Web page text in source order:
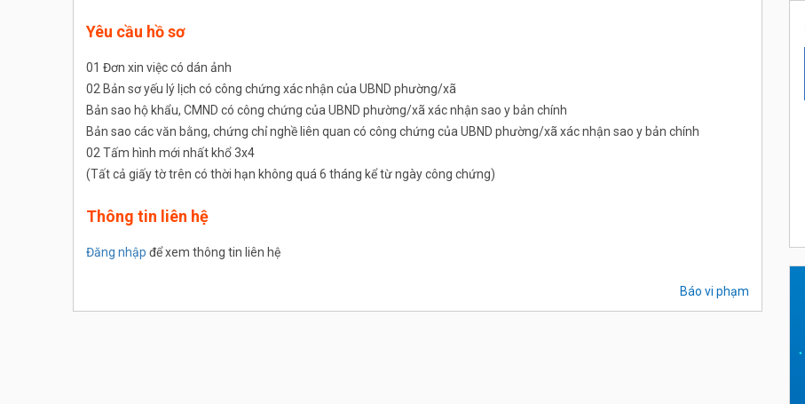
Yêu cầu hồ sơ
01 Đơn xin việc có dán ảnh
02 Bản sơ yếu lý lịch có công chứng xác nhận của UBND phường/xã
Bản sao hộ khẩu, CMND có công chứng của UBND phường/xã xác nhận sao y bản chính
Bản sao các văn bằng, chứng chỉ nghề liên quan có công chứng của UBND phường/xã xác nhận sao y bản chính
02 Tấm hình mới nhất khổ 3x4
(Tất cả giấy tờ trên có thời hạn không quá 6 tháng kể từ ngày công chứng)
Thông tin liên hệ
Đăng nhập để xem thông tin liên hệ
Báo vi phạm